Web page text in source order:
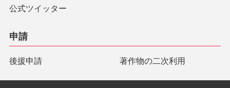
公式ツイッター
申請
後援申請 著作物の二次利用